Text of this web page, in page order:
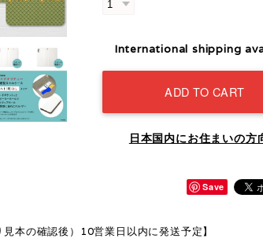
International shipping
ADD TO CART
日本国内にお住まいの方
Save
本の確認後）10営業日以内に発送予定】